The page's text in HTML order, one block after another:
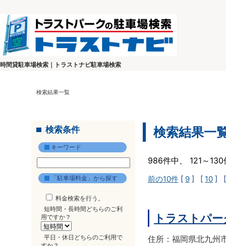
時間貸駐車場検索｜トラストナビ駐車場検索
検索結果一覧
検索条件
キーワード
「駐車場料金」から探す
料金検索を行う。
短時間・長時間どちらのご利
用ですか？
平日・休日どちらのご利用で
検索結果一
986件中、 121～
前の10件 [ 9 ] [ 10 ]
トラストパ
住所：福岡県北九州